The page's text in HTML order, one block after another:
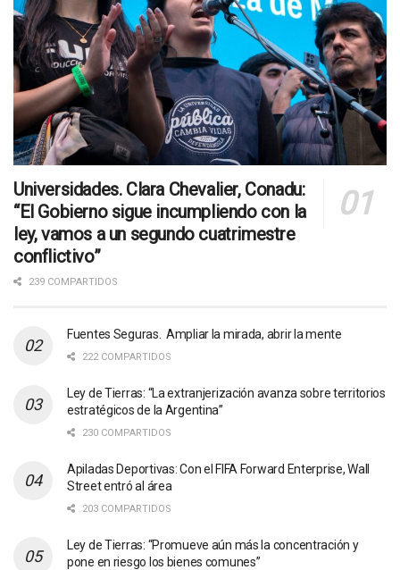
Universidades. Clara Chevalier, Conadu:
“El Gobierno sigue incumpliendo con la
ley, vamos a un segundo cuatrimestre
conflictivo”
239 COMPARTIDOS
Fuentes Seguras. Ampliar la mirada, abrir la mente
222 COMPARTIDOS
Ley de Tierras: “La extranjerización avanza sobre territorios
estratégicos de la Argentina”
230 COMPARTIDOS
Apiladas Deportivas: Con el FIFA Forward Enterprise, Wall
Street entró al área
203 COMPARTIDOS
Ley de Tierras: “Promueve aún más la concentración y
pone en riesgo los bienes comunes”